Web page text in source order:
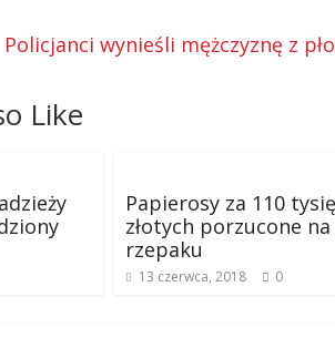
Policjanci wynieśli mężczyznę z
Like
Papierosy za 110
złotych porzucone
rzepaku
13 czerwca, 2018 0